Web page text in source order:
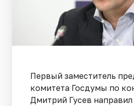
Первый заместитель
комитета Госдумы по
Дмитрий Гусев